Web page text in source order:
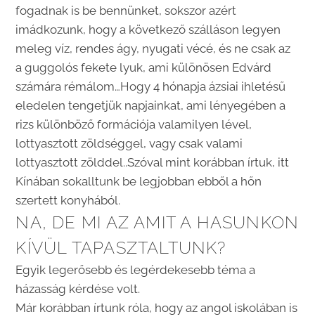
fogadnak is be bennünket, sokszor azért
imádkozunk, hogy a következő szálláson legyen
meleg víz, rendes ágy, nyugati vécé, és ne csak az
a guggolós fekete lyuk, ami különösen Edvárd
számára rémálom…Hogy 4 hónapja ázsiai ihletésű
eledelen tengetjük napjainkat, ami lényegében a
rizs különböző formációja valamilyen lével,
lottyasztott zöldséggel, vagy csak valami
lottyasztott zölddel..Szóval mint korábban írtuk, itt
Kínában sokalltunk be legjobban ebből a hőn
szertett konyhából.
NA, DE MI AZ AMIT A HASUNKON
KÍVÜL TAPASZTALTUNK?
Egyik legerősebb és legérdekesebb téma a
házasság kérdése volt.
Már korábban írtunk róla, hogy az angol iskolában is